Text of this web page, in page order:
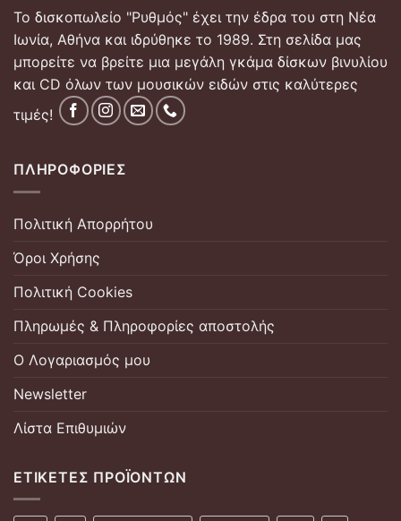
Το δισκοπωλείο "Ρυθμός" έχει την έδρα του στη Νέα
Ιωνία, Αθήνα και ιδρύθηκε το 1989. Στη σελίδα μας
μπορείτε να βρείτε μια μεγάλη γκάμα δίσκων βινυλίου
και CD όλων των μουσικών ειδών στις καλύτερες
τιμές!
ΠΛΗΡΟΦΟΡΊΕΣ
Πολιτική Απορρήτου
Όροι Χρήσης
Πολιτική Cookies
Πληρωμές & Πληροφορίες αποστολής
Ο Λογαριασμός μου
Newsletter
Λίστα Επιθυμιών
ΕΤΙΚΈΤΕΣ ΠΡΟΪΌΝΤΩΝ